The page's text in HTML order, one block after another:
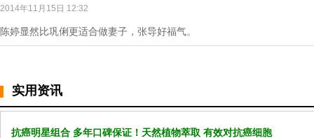
2014年11月15日 12:32
陈婷显然比巩俐更适合做妻子，张导好福气。
实用资讯
抗癌明星组合 多年口碑保证！天然植物萃取 有效对抗癌细胞